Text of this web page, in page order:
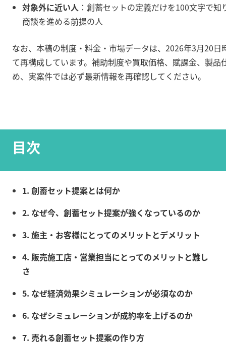
対象外に近い人 ：創蓄セットの定義だけを100文字で
商談を進める前提の人
なお、本稿の制度・料金・市場データは、2026年3月20日
て再構成しています。補助制度や買取価格、賦課金、製品
め、実案件では必ず最新情報を再確認してください。
目次
1. 創蓄セット提案とは何か
2. なぜ今、創蓄セット提案が強くなっているのか
3. 施主・お客様にとってのメリットとデメリット
4. 販売施工店・営業担当にとってのメリットと難し
さ
5. なぜ経済効果シミュレーションが必須なのか
6. なぜシミュレーションが成約率を上げるのか
7. 売れる創蓄セット提案の作り方